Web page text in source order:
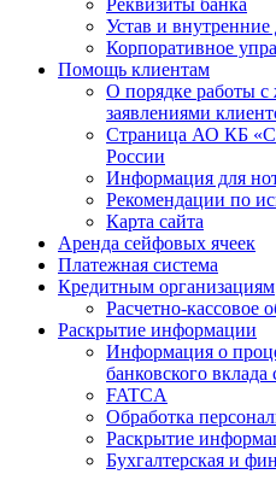
Реквизиты банка
Устав и
Корпоративное
Помощь клиентам
О порядке работы
заявлениями
Страница АО КБ
России
Информация для
Рекомендации по
Карта сайта
Аренда сейфовых ячеек
Платежная система
Кредитным организациям
Расчетно-кассовое
Раскрытие информации
Информация о
банковского
FATCA
Обработка
Раскрытие
Бухгалтерская и